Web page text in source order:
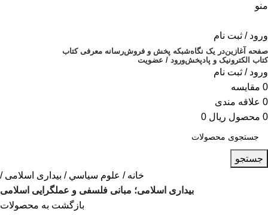
منو
ورود / ثبت نام
صفحه آغازیندر یک نگاهشبکه پخش و فروشرسانه معرفی کتاب
کتاب الکترونیک و پادپخشورود / عضویت
ورود / ثبت نام
0 مقایسه
0 علاقه مندی
0 محصول ریال
جستجو
خانه
علوم سياسي
بیداری اسلامی
بیداری اسلامی؛ مبانی فلسفی و عملگرایی اسلامی
بازگشت به محصولات